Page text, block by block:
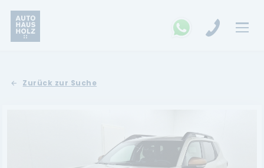
Zurück zur Suche